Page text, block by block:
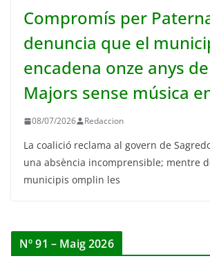
Compromís per
denuncia que el
encadena onze anys
Majors sense música
08/07/2026 Redaccion
La coalició reclama al govern de
una absència incomprensible; mentre
municipis omplin les
Nº 91 – Maig 2026